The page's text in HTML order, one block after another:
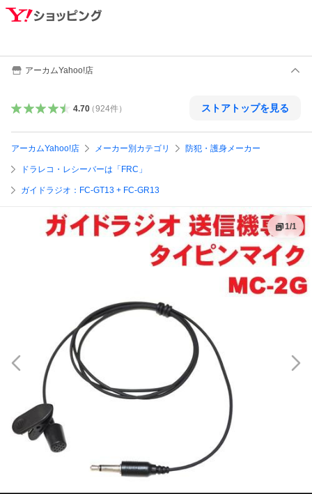
アーカムYahoo!店
4.70（924件） ストアトップを見る
アーカムYahoo!店 メーカー別カテゴリ 防犯・護身メーカー
ドラレコ・レシーバーは「FRC」
ガイドラジオ：FC-GT13 + FC-GR13
1/1